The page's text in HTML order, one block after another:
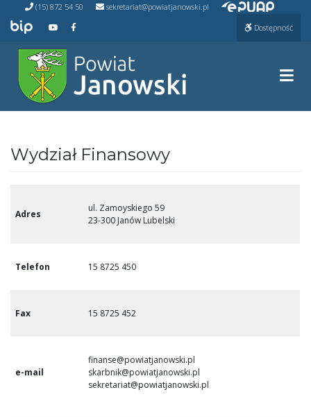
Przejdź
treści
(15) 872 54 50 sekretariat@powiatjanowski.pl Przejdź do ePUAP
Przejdź do BIP Przejdź do naszego kanału na YouTube
Przejdź do naszego kanału na Facebooku Dostępność
Wydział Finansowy
Adres
ul. Zamoyskiego 59
23-300 Janów Lubelski
Telefon 15 8725 450
Fax 15 8725 452
e-mail
finanse@powiatjanowski.pl
skarbnik@powiatjanowski.pl
sekretariat@powiatjanowski.pl